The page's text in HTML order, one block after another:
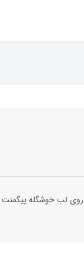
لب خوشگله پیگمنت